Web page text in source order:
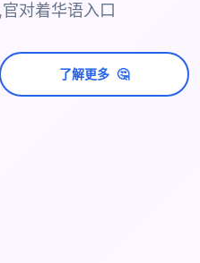
对着华语入口
了解更多 🤔